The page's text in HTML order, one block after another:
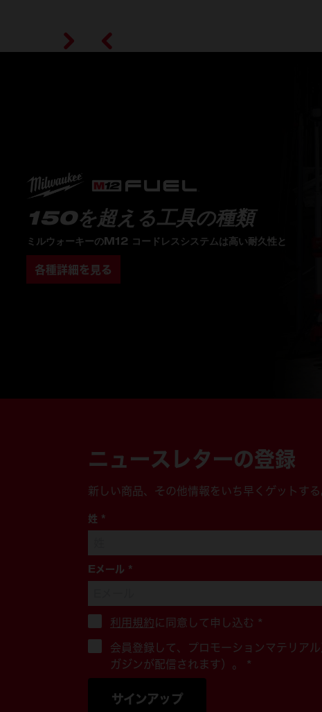
150を超える工具の種類
ミルウォーキーのM12 コードレスシステムは高い耐久性と
各種詳細を見る
ニュースレターの登録
新しい商品、その他情報をいち早くゲットす
姓 *
Eメール *
利用規約に同意して申し込む *
会員登録して、プロモーションマテリア
ガジンが配信されます）。 *
サインアップ